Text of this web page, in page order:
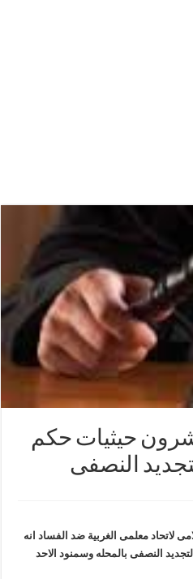
حيثيات حكم
النصفى
لاتحاد معلمى الغربية ضد الفساد انه
النصفى بالمحله وسمنود الاحد